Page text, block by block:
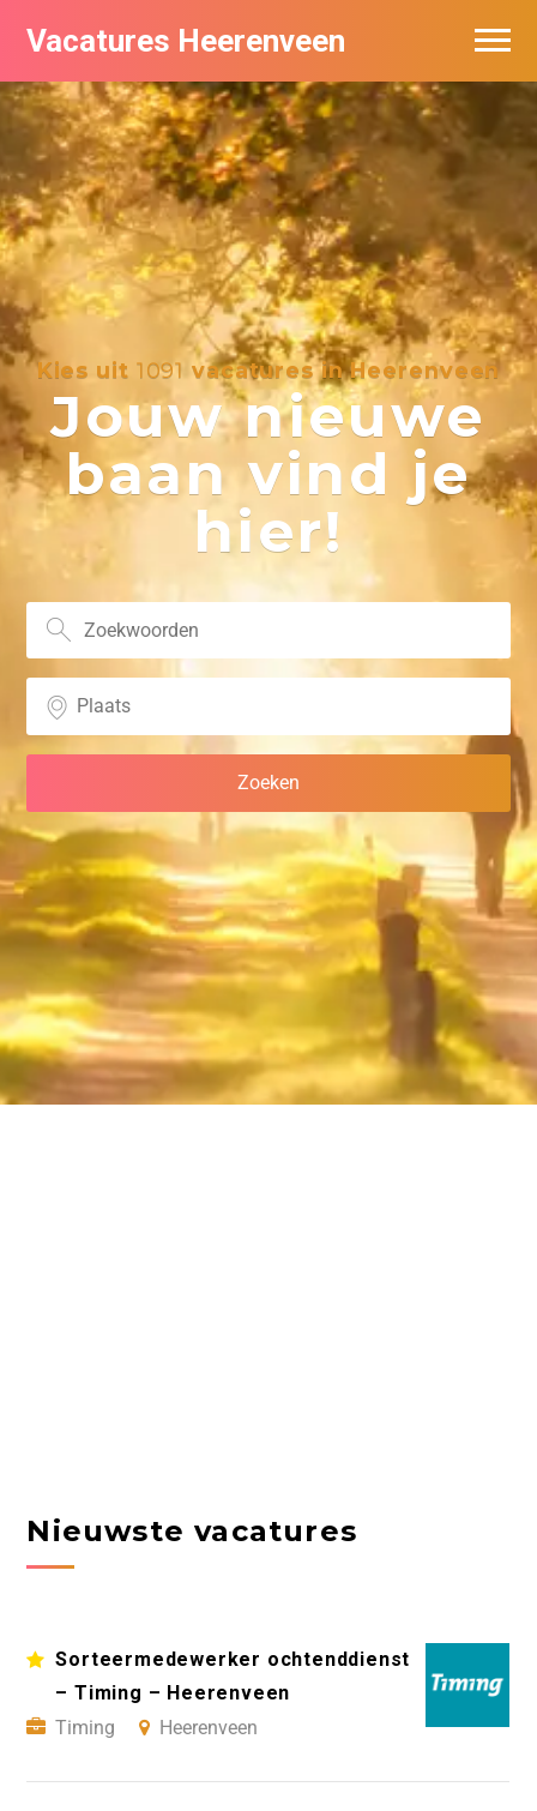
Vacatures Heerenveen
Kies uit 1091 vacatures in Heerenveen
Jouw nieuwe
baan vind je
hier!
Nieuwste vacatures
Sorteermedewerker ochtenddienst
– Timing – Heerenveen
Timing
Heerenveen
Vacatures per bedrijf
De populairste vacatures in Heerenveen
Nieuwsbrief feed